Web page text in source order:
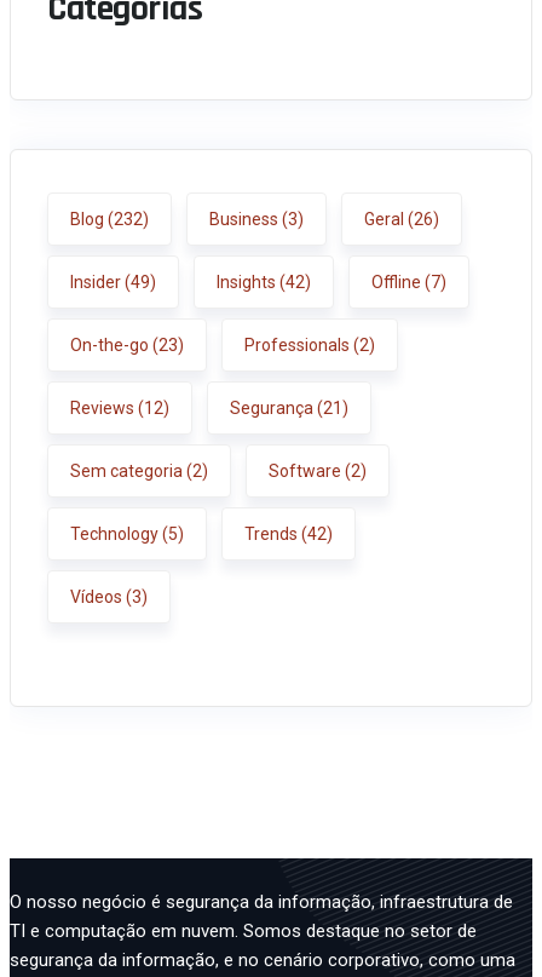
Blog (232) Business (3) Geral (26)
Insider(49) Insights (42) Offline (7)
On-the-go (23) Professionals (2)
Reviews (12) Segurança (21)
Sem categoria (2) Software (2)
Technology(5) Trends (42)
Vídeos (3)
O nosso negócio é segurança da informação, infraestrutura de
TI e computação em nuvem. Somos destaque no setor de
segurança da informação, e no cenário corporativo, como uma